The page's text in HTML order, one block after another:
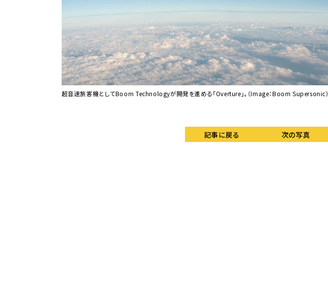
超音速旅客機としてBoom Technologyが開発を進める「Overture」。（Image：Boom Supersonic）
記事に戻る 次の写真